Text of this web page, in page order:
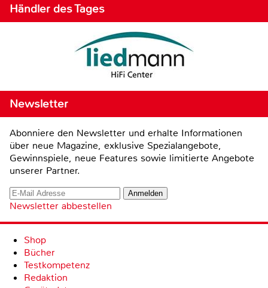
Händler des Tages
Newsletter
Abonniere den Newsletter und erhalte Informationen
über neue Magazine, exklusive Spezialangebote,
Gewinnspiele, neue Features sowie limitierte Angebote
unserer Partner.
Newsletter abbestellen
Shop
Bücher
Testkompetenz
Redaktion